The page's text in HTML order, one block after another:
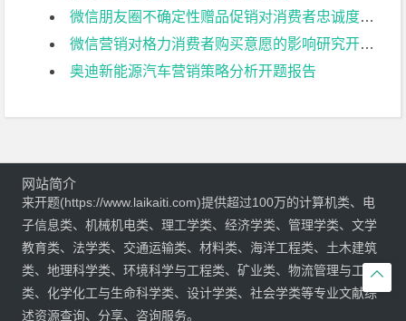
微信朋友圈不确定性赠品促销对消费者忠诚度的影响分析开题报告
微信营销对格力消费者购买意愿的影响研究开题报告
奥迪新能源汽车营销策略分析开题报告

网站简介
来开题(https://www.laikaiti.com)提供超过100万的计算机类、电
子信息类、机械机电类、理工学类、经济学类、管理学类、文学
教育类、法学类、交通运输类、材料类、海洋工程类、土木建筑
类、地理科学类、环境科学与工程类、矿业类、物流管理与工程
类、化学化工与生命科学类、设计学类、社会学类等专业文献综
述资源查询、分享、咨询服务。